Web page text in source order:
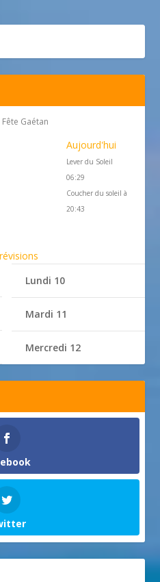
Gaétan
Aujourd'hui
Lever du Soleil
06:29
Coucher du soleil à
20:43
Lundi 10
Mardi 11
Mercredi 12